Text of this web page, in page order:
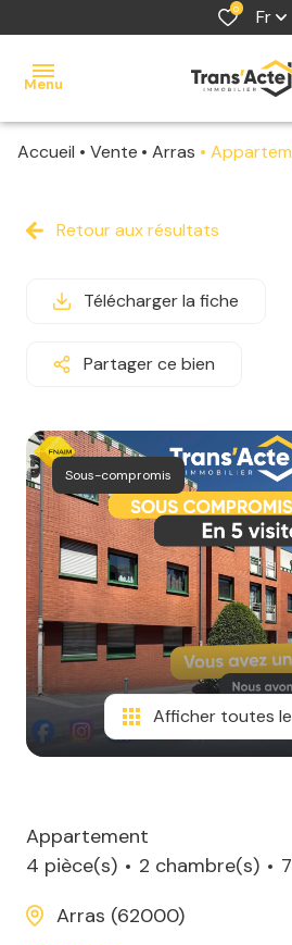
0 Fr
Menu
acheter
vendre
estimer
Accueil Vente Arras
Retour aux résultats
Télécharger la fiche
Partager ce bien
Sous-compromis
Afficher toutes
Appartement
4 pièce(s)
2 chambre(s)
Arras (62000)